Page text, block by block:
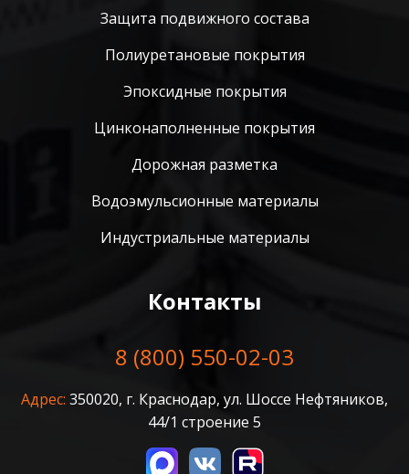
Защита подвижного состава
Полиуретановые покрытия
Эпоксидные покрытия
Цинконаполненные покрытия
Дорожная разметка
Водоэмульсионные материалы
Индустриальные материалы
Контакты
8 (800) 550-02-03
Адрес: 350020, г. Краснодар, ул. Шоссе Нефтяников,
44/1 строение 5